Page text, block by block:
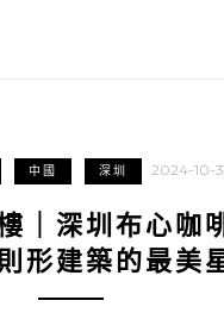
中國 深圳 2024-10-
｜深圳布心咖
形建築的最美